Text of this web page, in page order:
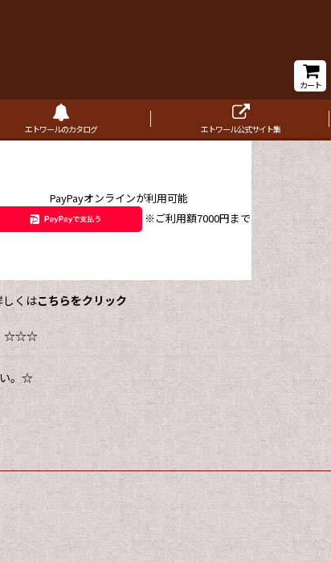
カート
エトワールのカタログ エトワール公式サイト集
PayPayオンラインが利用可能
※ご利用額7000円まで
くはこちらをクリック
。☆☆☆
。☆